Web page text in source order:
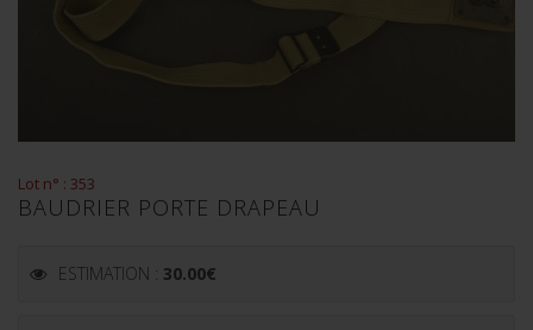
Lot n° : 353
BAUDRIER PORTE DRAPEAU
ESTIMATION : 30.00€